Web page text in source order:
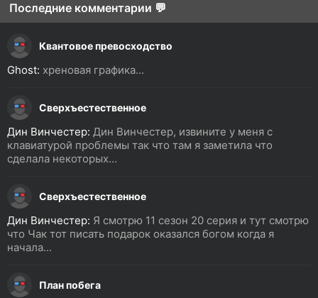
Последние комментарии 💬
Квантовое превосходство
Ghost: хреновая графика...
Сверхъестественное
Дин Винчестер: Дин Винчестер, извините у меня с
клавиатурой проблемы так что там я заметила что
сделала некоторых...
Сверхъестественное
Дин Винчестер: Я смотрю 11 сезон 20 серия и тут смотрю
что Чак тот писать подарок оказался богом когда я
начала...
План побега